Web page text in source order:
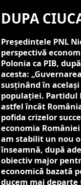
DUPA
Președintele PNL
perspectivă
Polonia ca PIB,
acesta:
susţinând în
populaţiei. Partidul
astfel încât
pofida crizelor
economia României
am stabilit un nou
înseamnă, după
obiectiv major
economică bazată
ducem mai